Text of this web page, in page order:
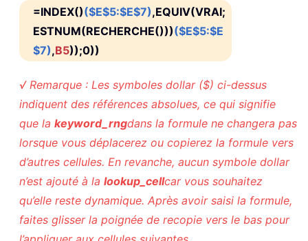
=INDEX()($E$5:$E$7),EQUIV(VRAI;
ESTNUM(RECHERCHE()))($E$5:$E
$7),B5));0))
√ Remarque : Les symboles dollar ($) ci-dessus
indiquent des références absolues, ce qui signifie
que la keyword_rngdans la formule ne changera pas
lorsque vous déplacerez ou copierez la formule vers
d’autres cellules. En revanche, aucun symbole dollar
n’est ajouté à la lookup_cellcar vous souhaitez
qu’elle reste dynamique. Après avoir saisi la formule,
faites glisser la poignée de recopie vers le bas pour